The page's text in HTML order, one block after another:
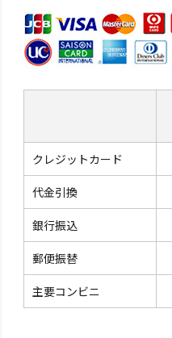
クレジットカード
代金引換
銀行振込
郵便振替
主要コンビニ